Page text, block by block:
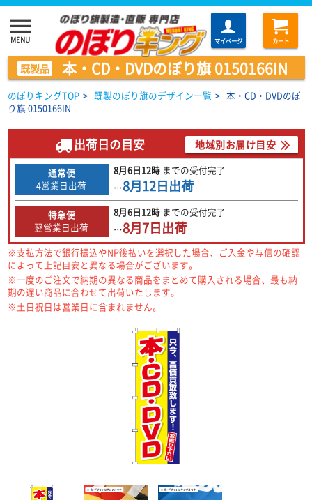
menu
MENU マイページ カート
既製品 本・CD・DVDのぼり旗 0150166IN
のぼりキングTOP > 既製のぼり旗のデザイン一覧 > 本・CD・DVDのぼ
り旗 0150166IN
出荷日の目安 地域別お届け目安
通常便
4営業日出荷
8月6日12時 までの受付完了
…8月12日出荷
特急便
翌営業日出荷
8月6日12時 までの受付完了
…8月7日出荷
※支払方法で銀行振込やNP後払いを選択した場合、ご入金や与信の確認
によって上記目安と異なる場合がございます。
※一度のご注文で納期の異なる商品をまとめて購入される場合、最も納
期の遅い商品に合わせて出荷いたします。
※土日祝日は営業日に含まれません。